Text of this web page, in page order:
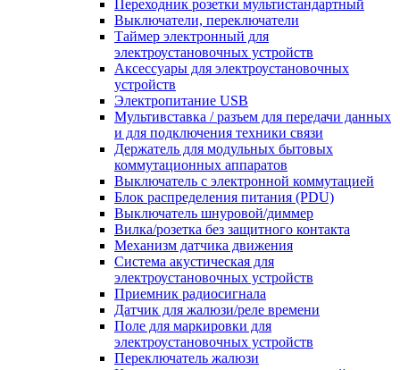
Переходник розетки мультистандартный
Выключатели, переключатели
Таймер электронный для
электроустановочных устройств
Аксессуары для электроустановочных
устройств
Электропитание USB
Мультивставка / разъем для передачи данных
и для подключения техники связи
Держатель для модульных бытовых
коммутационных аппаратов
Выключатель с электронной коммутацией
Блок распределения питания (PDU)
Выключатель шнуровой/диммер
Вилка/розетка без защитного контакта
Механизм датчика движения
Система акустическая для
электроустановочных устройств
Приемник радиосигнала
Датчик для жалюзи/реле времени
Поле для маркировки для
электроустановочных устройств
Переключатель жалюзи